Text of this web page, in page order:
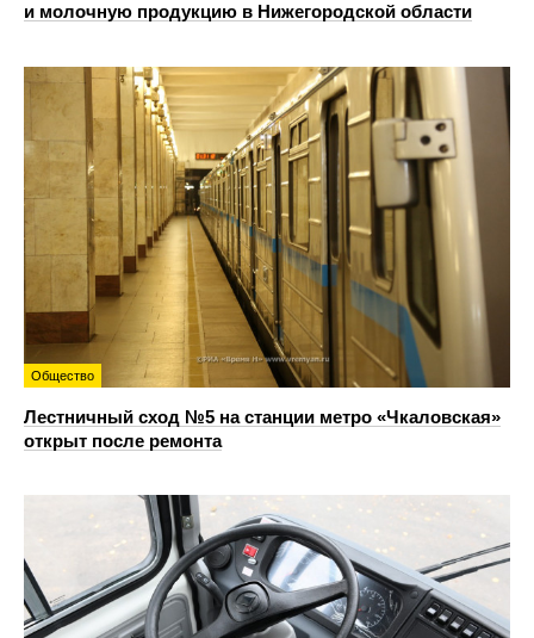
и молочную продукцию в Нижегородской области
Общество
Лестничный сход №5 на станции метро «Чкаловская»
открыт после ремонта